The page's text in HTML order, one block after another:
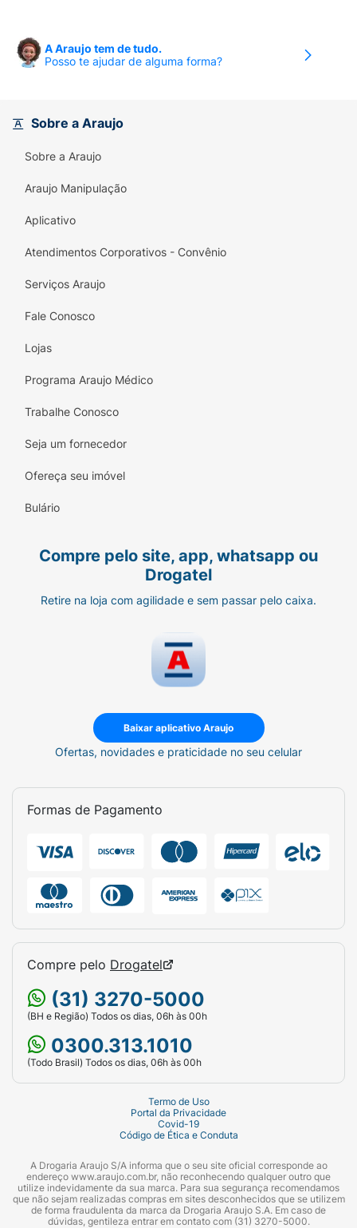
A Araujo tem de tudo.
Posso te ajudar de alguma forma?
Sobre a Araujo
Sobre a Araujo
Araujo Manipulação
Aplicativo
Atendimentos Corporativos - Convênio
Serviços Araujo
Fale Conosco
Lojas
Programa Araujo Médico
Trabalhe Conosco
Seja um fornecedor
Ofereça seu imóvel
Bulário
Compre pelo site, app, whatsapp ou
Drogatel
Retire na loja com agilidade e sem passar pelo caixa.
Baixar aplicativo Araujo
Ofertas, novidades e praticidade no seu celular
Formas de Pagamento
Compre pelo Drogatel
(31) 3270-5000
(BH e Região) Todos os dias, 06h às 00h
0300.313.1010
(Todo Brasil) Todos os dias, 06h às 00h
Termo de Uso
Portal da Privacidade
Covid-19
Código de Ética e Conduta
A Drogaria Araujo S/A informa que o seu site oficial corresponde ao
endereço www.araujo.com.br, não reconhecendo qualquer outro que
utilize indevidamente da sua marca. Para sua segurança recomendamos
que não sejam realizadas compras em sites desconhecidos que se utilizem
de forma fraudulenta da marca da Drogaria Araujo S.A. Em caso de
dúvidas, gentileza entrar em contato com (31) 3270-5000.